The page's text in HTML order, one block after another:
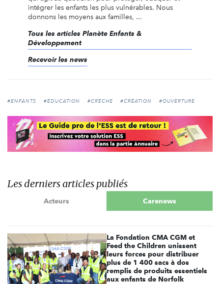
intégrer les enfants les plus vulnérables. Nous
donnons les moyens aux familles, ...
Tous les articles Planète Enfants &
Développement
Recevoir les news
#ENFANTS #ÉDUCATION #CRÈCHE #CRÉATION #OUVERTURE
Les derniers articles publiés
Acteurs Carenews
La Fondation CMA CGM et
Feed the Children unissent
leurs forces pour distribuer
plus de 1 400 sacs à dos
remplis de produits essentiels
aux enfants de Norfolk